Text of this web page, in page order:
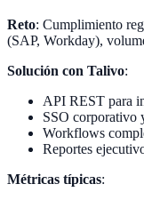
Reto: Cumplimiento
(SAP, Workday),
Solución con Talivo:
API REST para
SSO corporativo
Workflows
Reportes
Métricas típicas: